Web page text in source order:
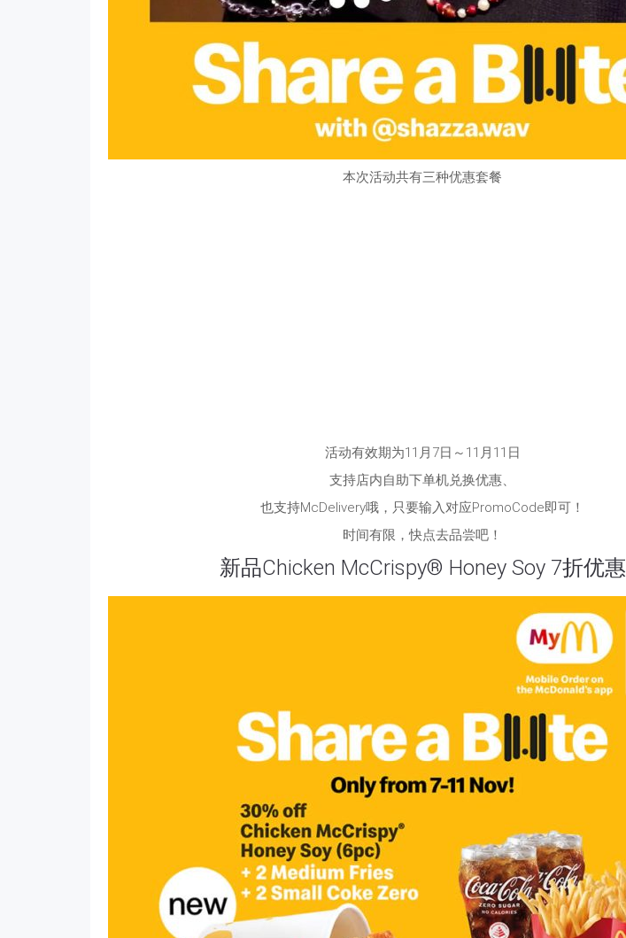
本次活动共有三种优惠套餐
活动有效期为11月7日～11月11日
支持店内自助下单机兑换优惠、
也支持McDelivery哦，只要输入对应PromoCode即可！
时间有限，快点去品尝吧！
新品Chicken McCrispy® Honey Soy 7折优惠